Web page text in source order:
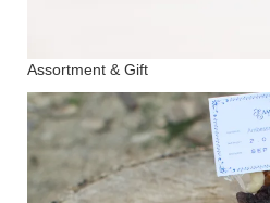
Assortment & Gift